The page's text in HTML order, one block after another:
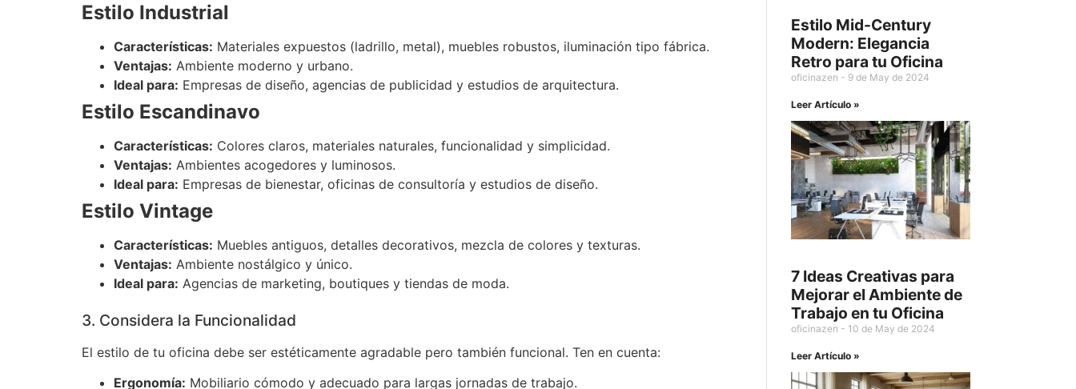
Estilo Industrial
Características: Materiales expuestos (ladrillo, metal), muebles robustos, iluminación tipo fábrica.
Ventajas: Ambiente moderno y urbano.
Ideal para: Empresas de diseño, agencias de publicidad y estudios de arquitectura.
Estilo Escandinavo
Características: Colores claros, materiales naturales, funcionalidad y simplicidad.
Ventajas: Ambientes acogedores y luminosos.
Ideal para: Empresas de bienestar, oficinas de consultoría y estudios de diseño.
Estilo Vintage
Características: Muebles antiguos, detalles decorativos, mezcla de colores y texturas.
Ventajas: Ambiente nostálgico y único.
Ideal para: Agencias de marketing, boutiques y tiendas de moda.
3. Considera la Funcionalidad
El estilo de tu oficina debe ser estéticamente agradable pero también funcional. Ten en cuenta:
Ergonomía: Mobiliario cómodo y adecuado para largas jornadas de trabajo.
Estilo Mid-Century
Modern: Elegancia
Retro para tu Oficina
oficinazen 9 de May de 2024
Leer Artículo »
7 Ideas Creativas para
Mejorar el Ambiente de
Trabajo en tu Oficina
oficinazen 10 de May de 2024
Leer Artículo »